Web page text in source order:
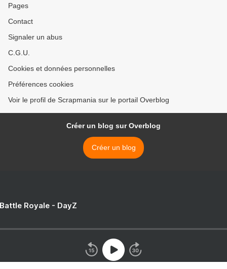
Pages
Contact
Signaler un abus
C.G.U.
Cookies et données personnelles
Préférences cookies
Voir le profil de Scrapmania sur le portail Overblog
Créer un blog sur Overblog
Créer un blog
Royale - DayZ